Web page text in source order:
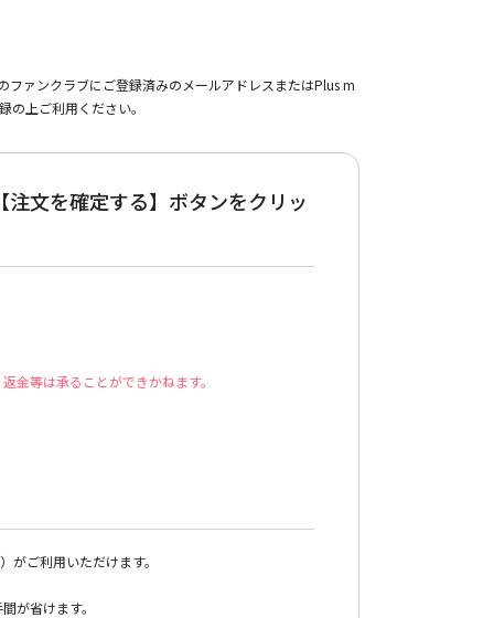
ァンクラブにご登録済みのメールアドレスまたはPlus m
上ご利用ください。
文を確定する】ボタンをクリッ
金等は承ることができかねます。
ご利用いただけます。
が省けます。